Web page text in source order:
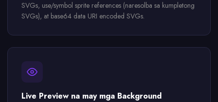
SVGs, use/symbol sprite references (naresolba sa kumpletong
SVGs), at base64 data URI encoded SVGs.
Live Preview na may mga Background